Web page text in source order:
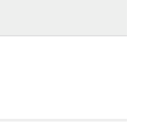
0045